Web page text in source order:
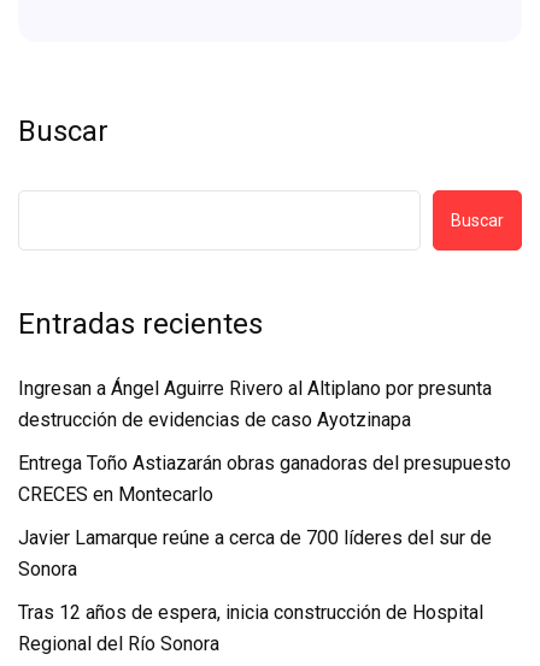
Buscar
Buscar
Entradas recientes
Ingresan a Ángel Aguirre Rivero al Altiplano por presunta
destrucción de evidencias de caso Ayotzinapa
Entrega Toño Astiazarán obras ganadoras del presupuesto
CRECES en Montecarlo
Javier Lamarque reúne a cerca de 700 líderes del sur de
Sonora
Tras 12 años de espera, inicia construcción de Hospital
Regional del Río Sonora